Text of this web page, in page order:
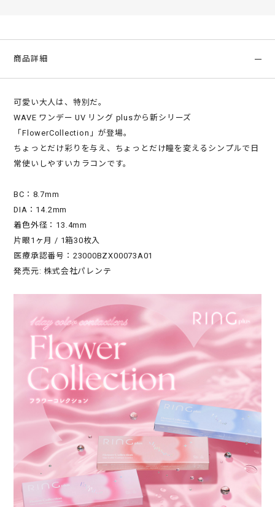
商品詳細
可愛い大人は、特別だ。
WAVE ワンデー UV リング plusから新シリーズ
「FlowerCollection」が登場。
ちょっとだけ彩りを与え、ちょっとだけ瞳を変えるシンプルで日
常使いしやすいカラコンです。
BC：8.7mm
DIA：14.2mm
着色外径：13.4mm
片眼1ヶ月 / 1箱30枚入
医療承認番号：23000BZX00073A01
発売元: 株式会社パレンテ